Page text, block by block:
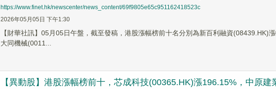
https://www.finet.hk/newscenter/news_content/69f9805e65c951162418523c
2026年05月05日 下午1:30
【財華社訊】05月05日午盤，截至發稿，港股漲幅榜前十名分別為新百利融資(08439.HK)
大同機械(0011...
【異動股】港股漲幅榜前十，芯成科技(00365.HK)漲196.15%，中原